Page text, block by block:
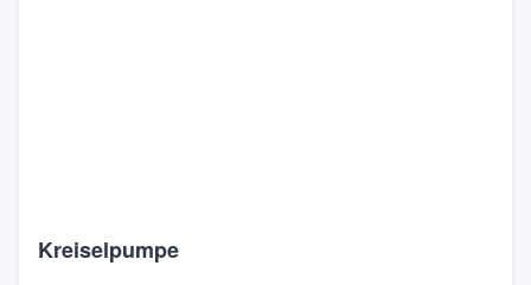
Kreiselpumpe